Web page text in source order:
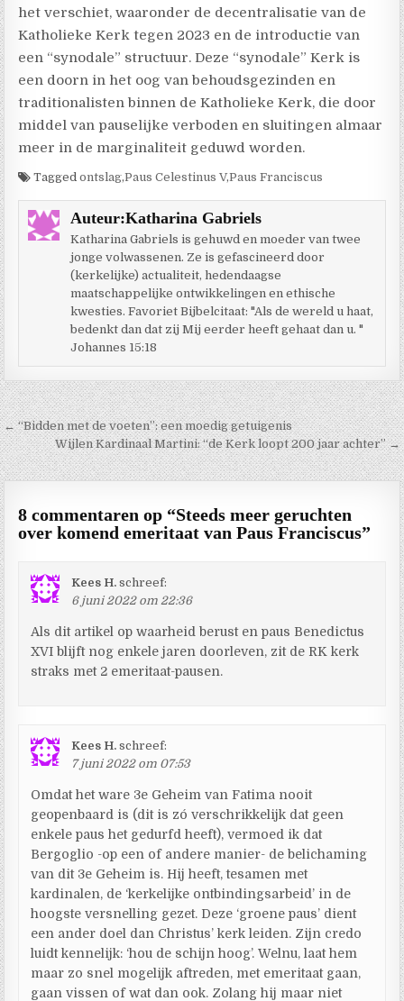
het verschiet, waaronder de decentralisatie van de
Katholieke Kerk tegen 2023 en de introductie van
een “synodale” structuur. Deze “synodale” Kerk is
een doorn in het oog van behoudsgezinden en
traditionalisten binnen de Katholieke Kerk, die door
middel van pauselijke verboden en sluitingen almaar
meer in de marginaliteit geduwd worden.
Taggedontslag,Paus Celestinus V,Paus Franciscus
Auteur:Katharina Gabriels
Katharina Gabriels is gehuwd en moeder van twee
jonge volwassenen. Ze is gefascineerd door
(kerkelijke) actualiteit, hedendaagse
maatschappelijke ontwikkelingen en ethische
kwesties. Favoriet Bijbelcitaat: "Als de wereld u haat,
bedenkt dan dat zij Mij eerder heeft gehaat dan u. "
Johannes 15:18
Berichtnavigatie
← “Bidden met de voeten”: een moedig getuigenis
Wijlen Kardinaal Martini: “de Kerk loopt 200 jaar achter” →
8 commentaren op “Steeds meer geruchten
over komend emeritaat van Paus Franciscus”
Kees H. schreef:
6 juni 2022 om 22:36
Als dit artikel op waarheid berust en paus Benedictus
XVI blijft nog enkele jaren doorleven, zit de RK kerk
straks met 2 emeritaat-pausen.
Kees H. schreef:
7 juni 2022 om 07:53
Omdat het ware 3e Geheim van Fatima nooit
geopenbaard is (dit is zó verschrikkelijk dat geen
enkele paus het gedurfd heeft), vermoed ik dat
Bergoglio -op een of andere manier- de belichaming
van dit 3e Geheim is. Hij heeft, tesamen met
kardinalen, de ‘kerkelijke ontbindingsarbeid’ in de
hoogste versnelling gezet. Deze ‘groene paus’ dient
een ander doel dan Christus’ kerk leiden. Zijn credo
luidt kennelijk: ‘hou de schijn hoog’. Welnu, laat hem
maar zo snel mogelijk aftreden, met emeritaat gaan,
gaan vissen of wat dan ook. Zolang hij maar niet